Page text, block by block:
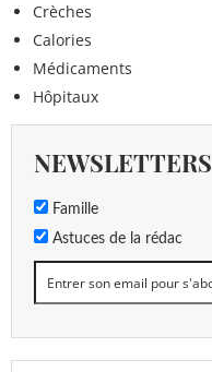
Crèches
Calories
Médicaments
Hôpitaux
NEWSLETTERS
Famille
Astuces de la rédac